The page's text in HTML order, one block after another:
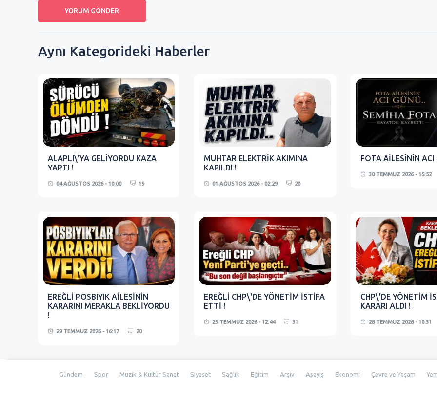
Aynı Kategorideki Haberler
ALAPLI\'YA GELİYORDU KAZA
YAPTI !
04 AĞUSTOS 2026 - 10:00 19
MUHTAR ELEKTRİK AKIMINA
KAPILDI !
01 AĞUSTOS 2026 - 02:29 20
FOTA AİLESİNİN ACI
30 TEMMUZ 2026 - 15:52
EREĞLİ POSBIYIK AİLESİNİN
KARARINI MERAKLA BEKLİYORDU
!
29 TEMMUZ 2026 - 16:17 20
EREĞLİ CHP\'DE YÖNETİM İSTİFA
ETTİ !
29 TEMMUZ 2026 - 12:44 31
CHP\'DE YÖNETİM
KARARI ALDI !
28 TEMMUZ 2026 - 10:31
Gündem Spor Müzik & Kültür Sanat Siyaset Sağlık Eğitim Arşiv Asayiş Ekonomi Çevre ve Yaşam